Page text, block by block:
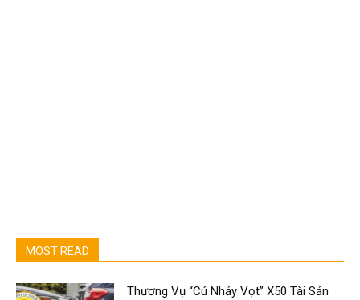
MOST READ
Thương Vụ “Cú Nhảy Vọt” X50 Tài Sản